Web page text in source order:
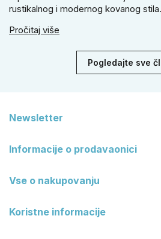
rustikalnog i modernog kovanog
se zbog veće sigurnosti isplati
Pročitaj više
Pogledajte sve
Newsletter
Informacije o prodavaonici
Vse o nakupovanju
Koristne informacije